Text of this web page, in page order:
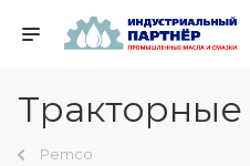
Тракторные
Pemco